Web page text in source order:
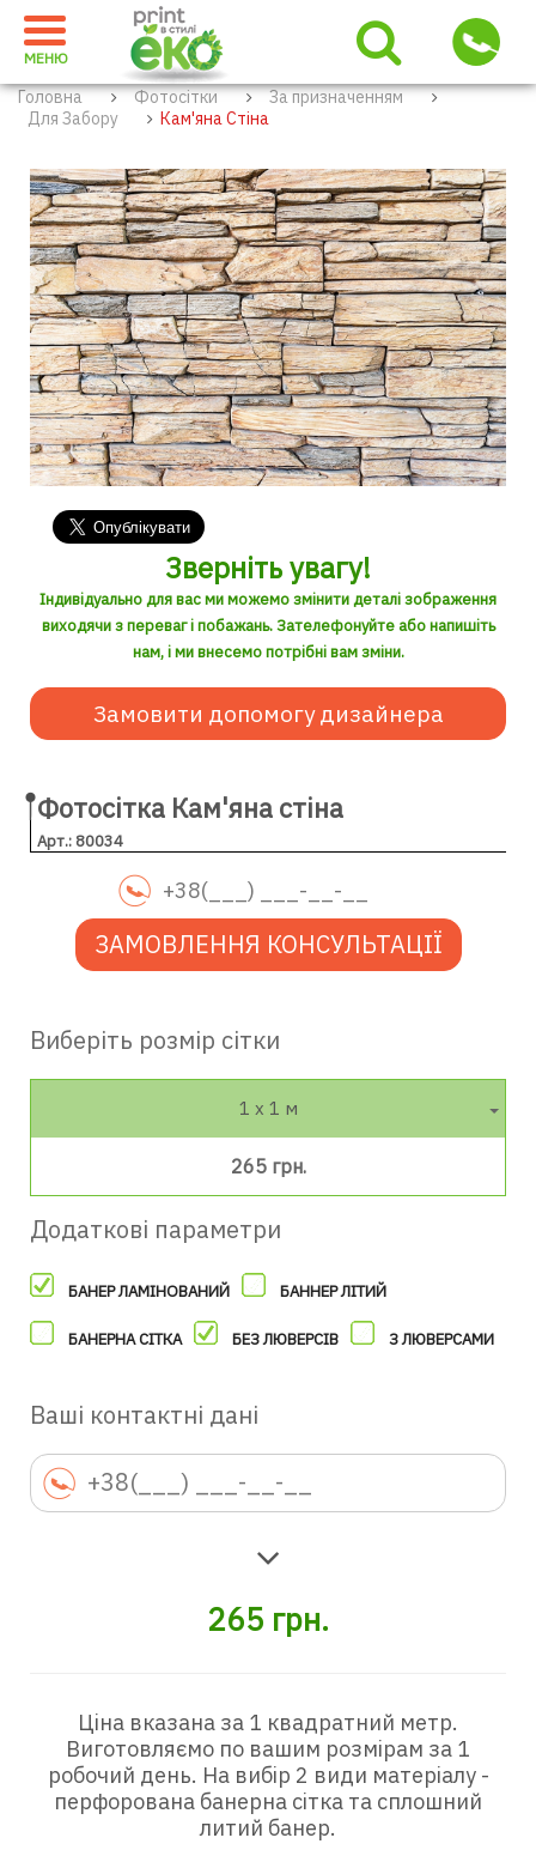
МЕНЮ
Головна Фотосітки
За призначенням
Для Забору
Кам'яна Стіна
Зверніть увагу!
Індивідуально для вас ми можемо змінити деталі зображення
виходячи з переваг і побажань. Зателефонуйте або напишіть
нам, і ми внесемо потрібні вам зміни.
Замовити допомогу дизайнера
Фотосітка Кам'яна стіна
Арт.: 80034
ЗАМОВЛЕННЯ КОНСУЛЬТАЦІЇ
Виберіть розмір сітки
1 х 1 м
265 грн.
Додаткові параметри
БАНЕР ЛАМІНОВАНИЙ БАННЕР ЛІТИЙ
БАНЕРНА СІТКА БЕЗ ЛЮВЕРСІВ З ЛЮВЕРСАМИ
Ваші контактні дані
265 грн.
Ціна вказана за 1 квадратний метр.
Виготовляємо по вашим розмірам за 1
робочий день. На вибір 2 види матеріалу -
перфорована банерна сітка та сплошний
литий банер.